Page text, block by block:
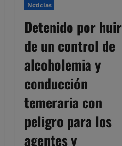
Noticias
Detenido por huir
de un control de
alcoholemia y
conducción
temeraria con
peligro para los
agentes y